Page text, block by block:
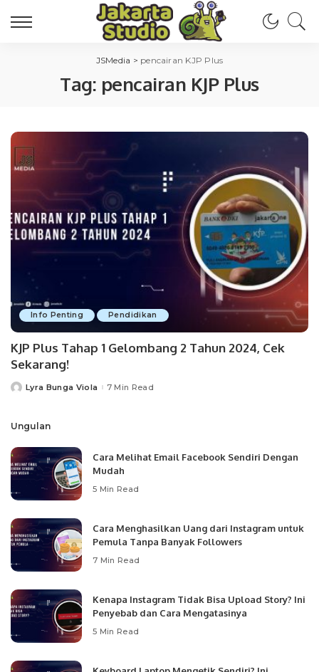
JSMedia > pencairan KJP Plus
Tag: pencairan KJP Plus
Info Penting Pendidikan
KJP Plus Tahap 1 Gelombang 2 Tahun 2024, Cek
Sekarang!
PostedLyra Bunga Viola 7 Min Read
Ungulan
Cara Melihat Email Facebook Sendiri Dengan
Mudah
5 Min Read
Cara Menghasilkan Uang dari Instagram untuk
Pemula Tanpa Banyak Followers
7 Min Read
Kenapa Instagram Tidak Bisa Upload Story? Ini
Penyebab dan Cara Mengatasinya
5 Min Read